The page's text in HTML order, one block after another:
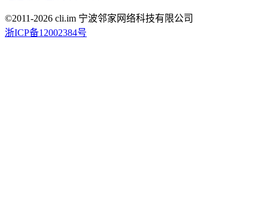
©2011-2026 cli.im 宁波邻家网络科技有限公司
浙ICP备12002384号